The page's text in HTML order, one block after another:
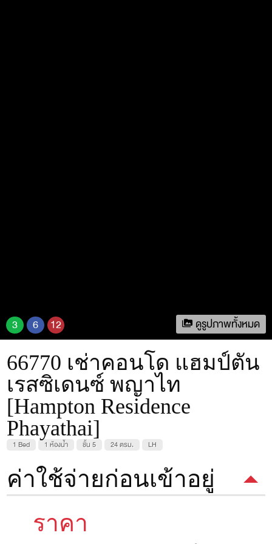
3 6 12 ดูรูปภาพทั้งหมด
66770 เช่าคอนโด แฮมป์ตัน
เรสซิเดนซ์ พญาไท
[Hampton Residence
Phayathai]
1 Bed 1 ห้องน้ำ ชั้น 5 24 ตรม. LH
ค่าใช้จ่ายก่อนเข้าอยู่
ราคา